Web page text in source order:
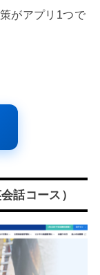
がアプリ1つで
話コース）